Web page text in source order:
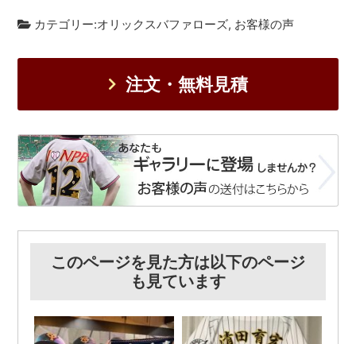
カテゴリー:オリックスバファローズ, お客様の声
注文・無料見積
このページを見た方は以下のページ
も見ています